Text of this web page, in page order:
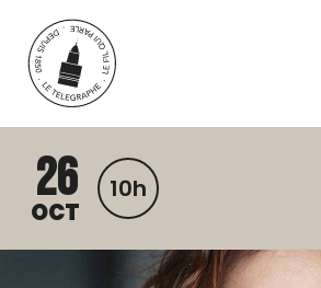
Aller au contenu principal
26
OCT
10h